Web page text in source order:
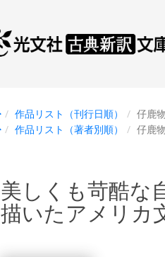
作品リスト（刊行日順）
仔鹿
作品リスト（著者別順）
仔鹿
美しくも苛酷な
描いたアメリカ